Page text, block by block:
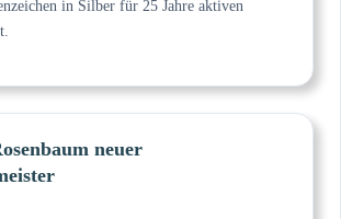
in Silber für 25 Jahre aktiven
neuer